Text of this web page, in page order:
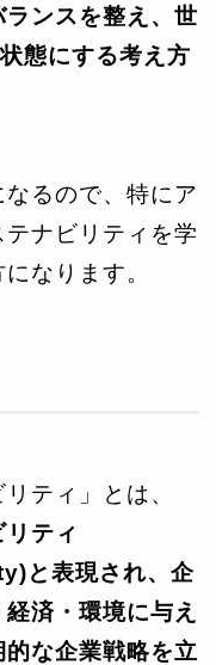
ンスを整え、世
態にする考え方
るので、特にア
ナビリティを学
なります。
ティ」とは、
リティ
と表現され、企
済・環境に与え
な企業戦略を立